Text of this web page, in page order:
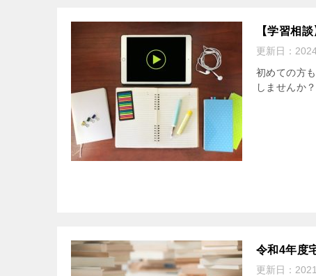
【学習相
更新日：
初めての方
しませんか
令和4年度
更新日：